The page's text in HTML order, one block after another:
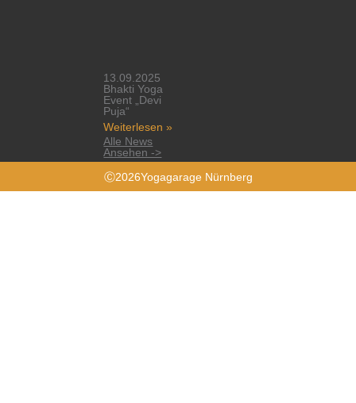
13.09.2025
Bhakti Yoga
Event „Devi
Puja“
Weiterlesen »
Alle News
Ansehen ->
Ⓒ2026Yogagarage Nürnberg